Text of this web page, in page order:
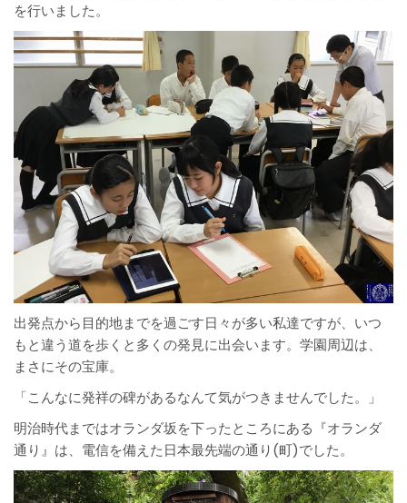
を行いました。
出発点から目的地までを過ごす日々が多い私達ですが、いつ
もと違う道を歩くと多くの発見に出会います。学園周辺は、
まさにその宝庫。
「こんなに発祥の碑があるなんて気がつきませんでした。」
明治時代まではオランダ坂を下ったところにある『オランダ
通り』は、電信を備えた日本最先端の通り(町)でした。